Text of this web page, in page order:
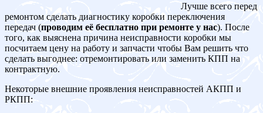
Лучше всего перед
ремонтом сделать диагностику коробки переключения
передач (проводим её бесплатно при ремонте у нас). После
того, как выяснена причина неисправности коробки мы
посчитаем цену на работу и запчасти чтобы Вам решить что
сделать выгоднее: отремонтировать или заменить КПП на
контрактную.
Некоторые внешние проявления неисправностей АКПП и
РКПП: